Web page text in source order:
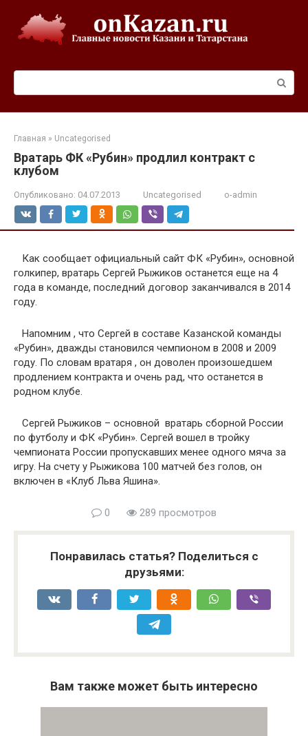
контенту
Главная » Uncategorised
Вратарь ФК «Рубин» продлил контракт с
клубом
Опубликовано: 04.07.2013 Uncategorised o-admin
Как сообщает официальный сайт ФК «Рубин», основной
голкипер, вратарь Сергей Рыжиков останется еще на 4
года в команде, последний договор заканчивался в 2014
году.
Напомним , что Сергей в составе Казанской команды
«Рубин», дважды становился чемпионом в 2008 и 2009
году. По словам вратаря , он доволен произошедшем
продлением контракта и очень рад, что останется в
родном клубе.
Сергей Рыжиков – основной вратарь сборной России
по футболу и ФК «Рубин». Сергей вошел в тройку
чемпионата России пропускавших менее одного мяча за
игру. На счету у Рыжикова 100 матчей без голов, он
включен в «Клуб Льва Яшина».
0 289 просмотров
Понравилась статья? Поделиться с
друзьями:
Вам также может быть интересно